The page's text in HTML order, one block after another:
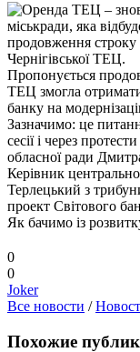
міськради, яка
продовження
Чернігівської ТЕЦ.
Пропонується
ТЕЦ змогла
банку на
Зазначимо: це
сесії і через
обласної ради
Керівник
Терлецький з
проект Світового
Як бачимо із
0
0
Joker
Все новости /
Похожие